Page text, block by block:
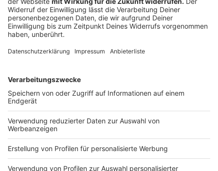
Das Musikvideo zu Ihrem Song "Hands on
Me"
Anzeige
Wir benötigen Ihre
Zustimmung, um den YouTube
Wir verwenden einen Service eines
Drittanbieters, um Videoinhalte
einzubetten. Dieser Service kann
Daten zu Ihren Aktivitäten
sammeln. Bitte lesen Sie die